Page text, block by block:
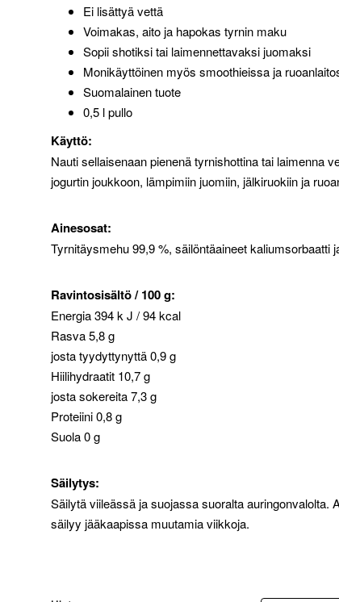
Ei lisättyä vettä
Voimakas, aito ja hapokas tyrnin maku
Sopii shotiksi tai laimennettavaksi juomaksi
Monikäyttöinen myös smoothieissa ja
Suomalainen tuote
0,5 l pullo
Käyttö:
Nauti sellaisenaan pienenä tyrnishottina tai laimenna
jogurtin joukkoon, lämpimiin juomiin, jälkiruokiin ja
Ainesosat:
Tyrnitäysmehu 99,9 %, säilöntäaineet kaliumsorbaatti
Ravintosisältö / 100 g:
Energia 394 k J / 94 kcal
Rasva 5,8 g
josta tyydyttynyttä 0,9 g
Hiilihydraatit 10,7 g
josta sokereita 7,3 g
Proteiini 0,8 g
Suola 0 g
Säilytys:
Säilytä viileässä ja suojassa suoralta
säilyy jääkaapissa muutamia viikkoja.